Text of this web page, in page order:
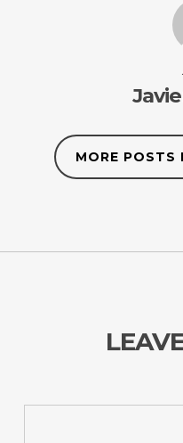
MORE POSTS